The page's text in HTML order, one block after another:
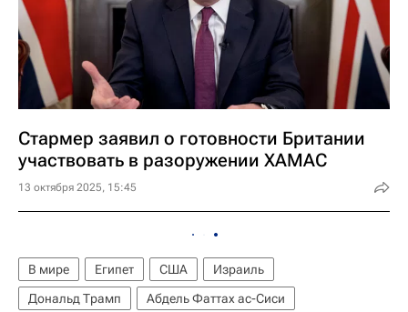
Стармер заявил о готовности Британии
участвовать в разоружении ХАМАС
13 октября 2025, 15:45
В мире Египет США
Израиль
Дональд Трамп
Абдель Фаттах ас-Сиси